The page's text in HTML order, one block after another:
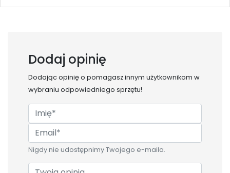
Dodaj opinię
Dodając opinię o pomagasz innym użytkownikom w
wybraniu odpowiedniego sprzętu!
Nigdy nie udostępnimy Twojego e-maila.